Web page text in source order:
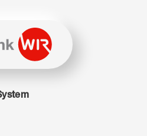
wird JavaScript benötigt.